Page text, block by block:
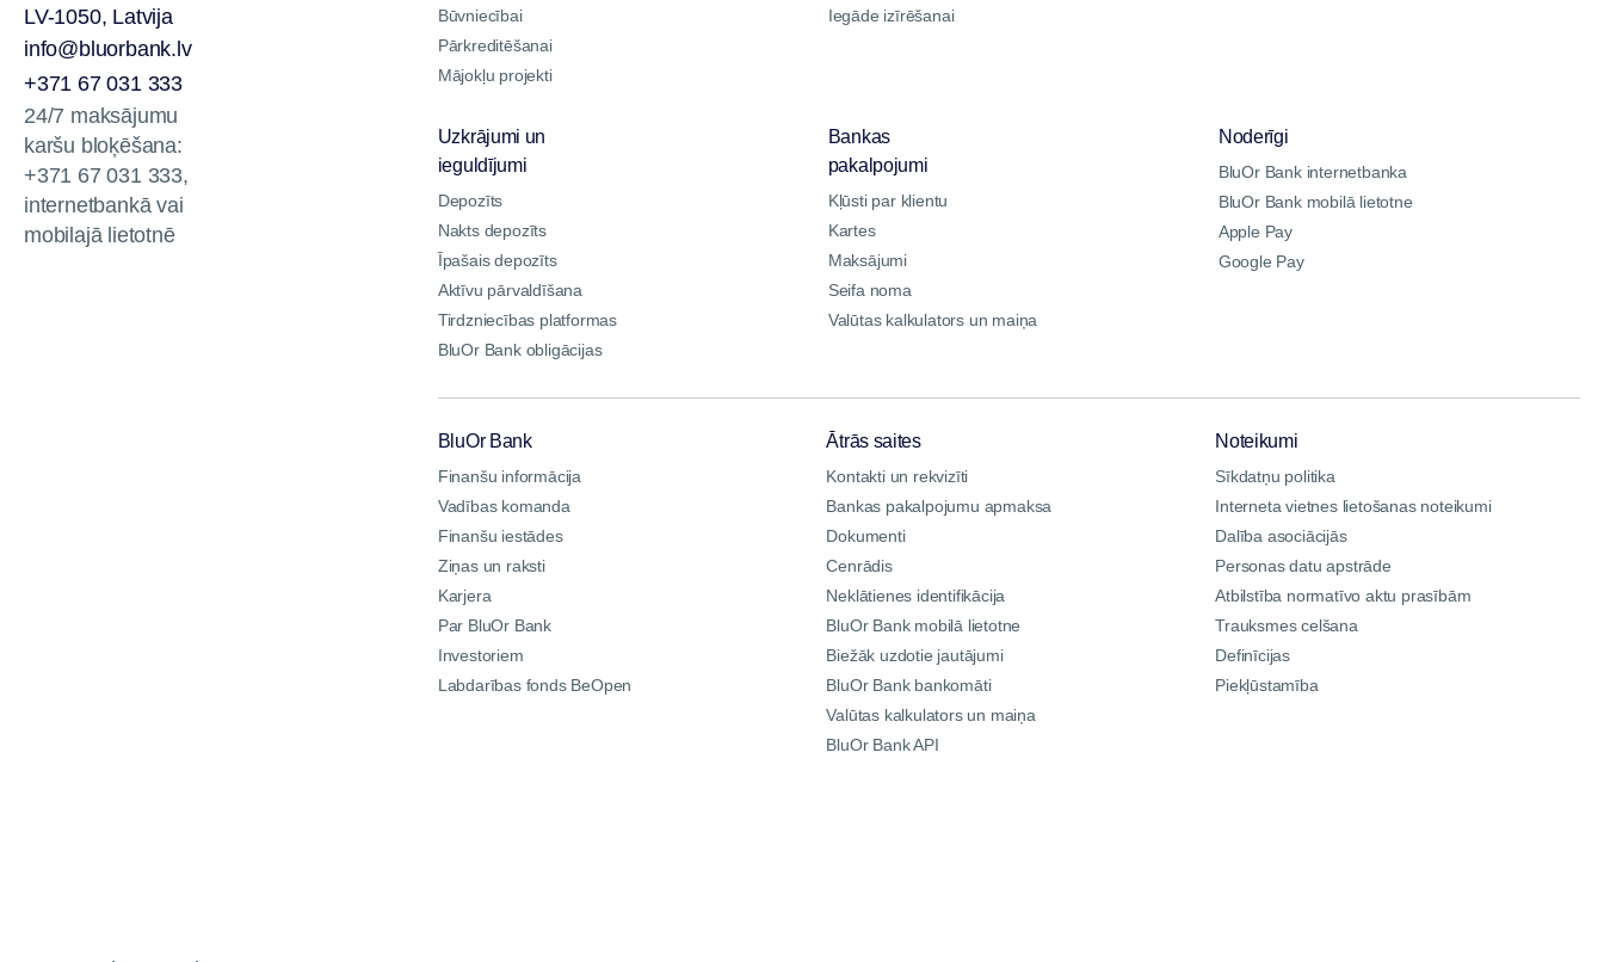
LV-1050, Latvija
info@bluorbank.lv
+371 67 031 333
24/7 maksājumu
karšu bloķēšana:
+371 67 031 333,
internetbankā vai
mobilajā lietotnē
Būvniecībai
Pārkreditēšanai
Mājokļu projekti
Iegāde izīrēšanai
Uzkrājumi un
ieguldījumi
Depozīts
Nakts depozīts
Īpašais depozīts
Aktīvu pārvaldīšana
Tirdzniecības platformas
BluOr Bank obligācijas
Bankas
pakalpojumi
Kļūsti par klientu
Kartes
Maksājumi
Seifa noma
Valūtas kalkulators un maiņa
Noderīgi
BluOr Bank internetbanka
BluOr Bank mobilā lietotne
Apple Pay
Google Pay
BluOr Bank
Finanšu informācija
Vadības komanda
Finanšu iestādes
Ziņas un raksti
Karjera
Par BluOr Bank
Investoriem
Labdarības fonds BeOpen
Ātrās saites
Kontakti un rekvizīti
Bankas pakalpojumu apmaksa
Dokumenti
Cenrādis
Neklātienes identifikācija
BluOr Bank mobilā lietotne
Biežāk uzdotie jautājumi
BluOr Bank bankomāti
Valūtas kalkulators un maiņa
BluOr Bank API
Noteikumi
Sīkdatņu politika
Interneta vietnes lietošanas noteikumi
Dalība asociācijās
Personas datu apstrāde
Atbilstība normatīvo aktu prasībām
Trauksmes celšana
Definīcijas
Piekļūstamība